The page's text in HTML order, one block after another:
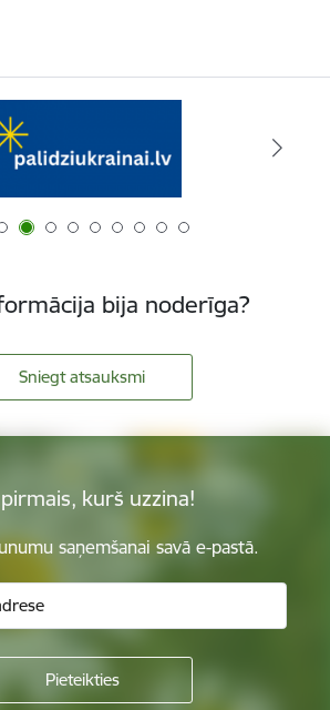
bija noderīga?
Sniegt atsauksmi
kurš uzzina!
saņemšanai savā e-pastā.